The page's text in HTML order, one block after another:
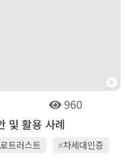
960
및 활용 사례
트러스트 #차세대인증